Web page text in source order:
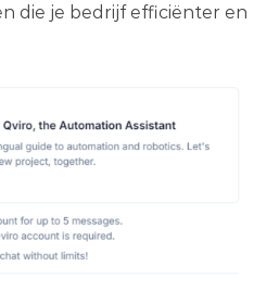
die je bedrijf efficiënter en